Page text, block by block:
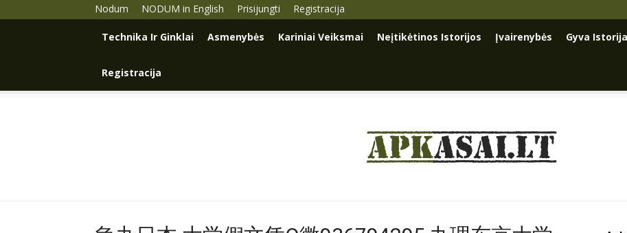
Nodum NODUM in English Prisijungti Registracija
Technika Ir Ginklai Asmenybės Kariniai Veiksmai Neįtikėtinos Istorijos Įvairenybės Gyva Istorija
Registracija